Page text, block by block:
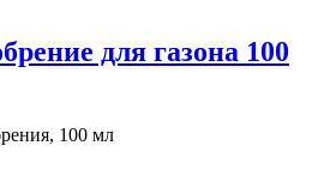
для газона 100
100 мл